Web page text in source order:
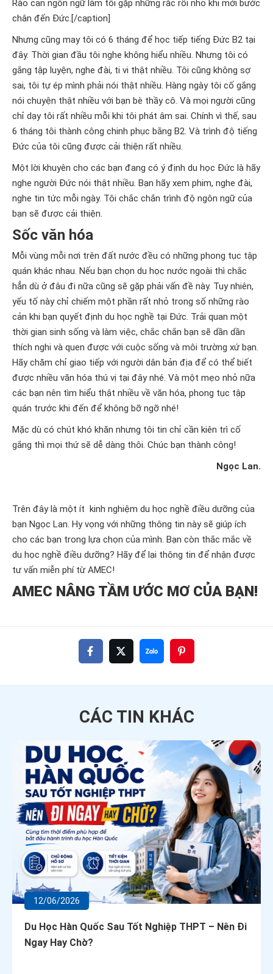
Rào cản ngôn ngữ làm tôi gặp những rắc rổi nhỏ khi mới bước
chân đến Đức.[/caption]
Nhưng cũng may tôi có 6 tháng để học tiếp tiếng Đức B2 tại
đây. Thời gian đầu tôi nghe không hiểu nhiều. Nhưng tôi có
gắng tập luyện, nghe đài, ti vi thật nhiều. Tôi cũng không sợ
sai, tôi tự ép mình phải nói thật nhiều. Hàng ngày tôi cố gắng
nói chuyện thật nhiều với bạn bè thầy cô. Và mọi người cũng
chỉ dạy tôi rất nhiều mỗi khi tôi phát âm sai. Chính vì thế, sau
6 tháng tôi thành công chinh phục bằng B2. Và trình độ tiếng
Đức của tôi cũng được cải thiện rất nhiều.
Một lời khuyên cho các bạn đang có ý định du học Đức là hãy
nghe người Đức nói thật nhiều. Bạn hãy xem phim, nghe đài,
nghe tin tức mỗi ngày. Tôi chắc chắn trình độ ngôn ngữ của
bạn sẽ được cải thiện.
Sốc văn hóa
Mỗi vùng mỗi nơi trên đất nước đều có những phong tục tập
quán khác nhau. Nếu bạn chọn du học nước ngoài thì chắc
hẳn dù ở đâu đi nữa cũng sẽ gặp phải vấn đề này. Tuy nhiên,
yếu tố này chỉ chiếm một phần rất nhỏ trong số những rào
cản khi bạn quyết định du học nghề tại Đức. Trải quan một
thời gian sinh sống và làm việc, chắc chắn bạn sẽ dần dần
thích nghi và quen được với cuộc sống và môi trường xứ bạn.
Hãy chăm chỉ giao tiếp với người dân bản địa để có thể biết
được nhiều văn hóa thú vị tại đây nhé. Và một mẹo nhỏ nữa
các bạn nên tìm hiểu thật nhiều về văn hóa, phong tục tập
quán trước khi đến để không bỡ ngỡ nhé!
Mặc dù có chút khó khăn nhưng tôi tin chỉ cần kiên trì cố
gắng thì mọi thứ sẽ dễ dàng thôi. Chúc bạn thành công!
Ngọc Lan.
Trên đây là một ít kinh nghiệm du học nghề điều dưỡng của
bạn Ngọc Lan. Hy vọng với những thông tin này sẽ giúp ích
cho các bạn trong lựa chọn của mình. Bạn còn thắc mắc về
du học nghề điều dưỡng? Hãy để lại thông tin để nhận được
tư vấn miễn phí từ AMEC!
AMEC NÂNG TẦM ƯỚC MƠ CỦA BẠN!
CÁC TIN KHÁC
12/06/2026
Du Học Hàn Quốc Sau Tốt Nghiệp THPT – Nên Đi
Ngay Hay Chờ?